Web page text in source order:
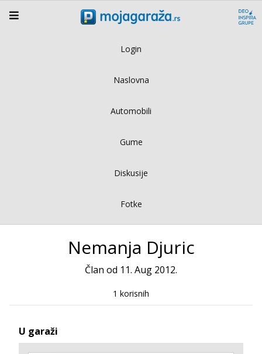
Login
Naslovna
Automobili
Gume
Diskusije
Fotke
Nemanja Djuric
Član od 11. Aug 2012.
1 korisnih
U garaži